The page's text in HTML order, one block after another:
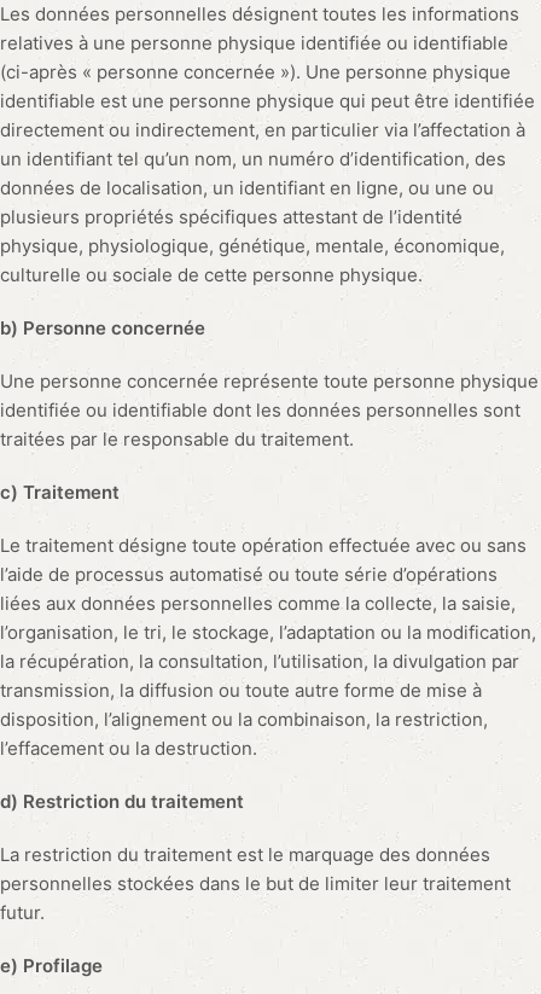
Les données personnelles désignent toutes les informations
relatives à une personne physique identifiée ou identifiable
(ci-après « personne concernée »). Une personne physique
identifiable est une personne physique qui peut être identifiée
directement ou indirectement, en particulier via l’affectation à
un identifiant tel qu’un nom, un numéro d’identification, des
données de localisation, un identifiant en ligne, ou une ou
plusieurs propriétés spécifiques attestant de l’identité
physique, physiologique, génétique, mentale, économique,
culturelle ou sociale de cette personne physique.
b) Personne concernée
Une personne concernée représente toute personne physique
identifiée ou identifiable dont les données personnelles sont
traitées par le responsable du traitement.
c) Traitement
Le traitement désigne toute opération effectuée avec ou sans
l’aide de processus automatisé ou toute série d’opérations
liées aux données personnelles comme la collecte, la saisie,
l’organisation, le tri, le stockage, l’adaptation ou la modification,
la récupération, la consultation, l’utilisation, la divulgation par
transmission, la diffusion ou toute autre forme de mise à
disposition, l’alignement ou la combinaison, la restriction,
l’effacement ou la destruction.
d) Restriction du traitement
La restriction du traitement est le marquage des données
personnelles stockées dans le but de limiter leur traitement
futur.
e) Profilage